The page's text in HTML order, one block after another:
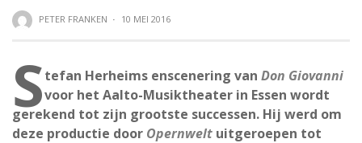
PETER FRANKEN · 10 MEI 2016
Stefan Herheims enscenering van Don Giovanni
voor het Aalto-Musiktheater in Essen wordt
gerekend tot zijn grootste successen. Hij werd om
deze productie door Opernwelt uitgeroepen tot